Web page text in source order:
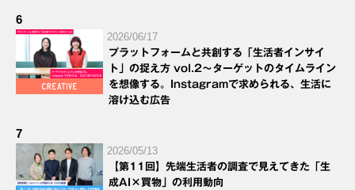
6
2026/06/17
プラットフォームと共創する「生活者インサイ
ト」の捉え方 vol.2～ターゲットのタイムライン
を想像する。Instagramで求められる、生活に
溶け込む広告
7
2026/05/13
【第11回】先端生活者の調査で見えてきた「生
成AI×買物」の利用動向